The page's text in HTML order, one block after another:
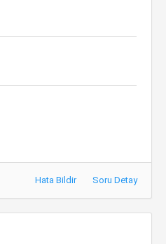
Hata Bildir Soru Detay